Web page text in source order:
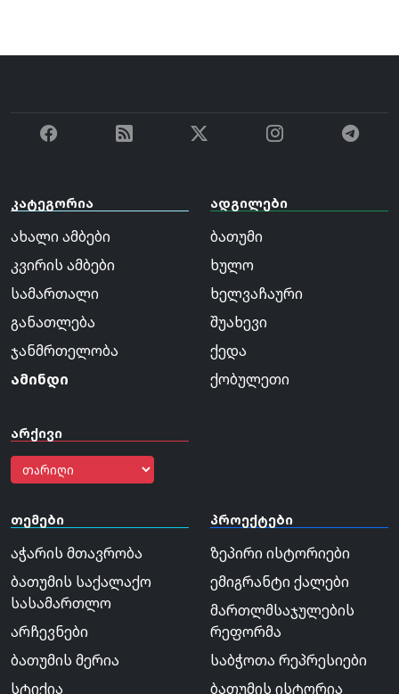
კატეგორია
ახალი ამბები
კვირის ამბები
სამართალი
განათლება
ჯანმრთელობა
ამინდი
არქივი
ადგილები
ბათუმი
ხულო
ხელვაჩაური
შუახევი
ქედა
ქობულეთი
თემები
აჭარის მთავრობა
ბათუმის საქალაქო
სასამართლო
არჩევნები
ბათუმის მერია
სტიქია
პროექტები
ზეპირი ისტორიები
ემიგრანტი ქალები
მართლმსაჯულების
რეფორმა
საბჭოთა რეპრესიები
ბათუმის ისტორია